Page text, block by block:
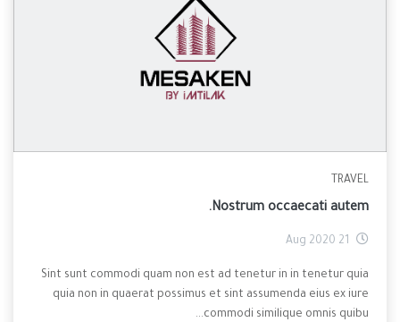
TRAVEL
Nostrum occaecati autem.
21 Aug 2020
Sint sunt commodi quam non est ad tenetur in in tenetur quia
quia non in quaerat possimus et sint assumenda eius ex iure
commodi similique omnis quibu...